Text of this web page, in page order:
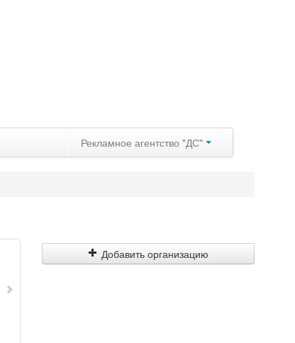
Рекламное агентство "ДС"
Добавить организацию